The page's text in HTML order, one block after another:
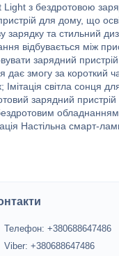
з бездротовою
для дому, що
зарядку та стильний
відбувається між
зарядний
змогу за короткий
світла сонця
зарядний
Настільна смарт-
Телефон: +380688647486
Viber: +380688647486